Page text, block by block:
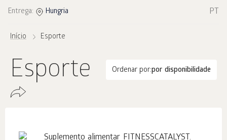
Entrega: Hungria PT
Início Esporte
Esporte Ordenar por:por disponibilidade